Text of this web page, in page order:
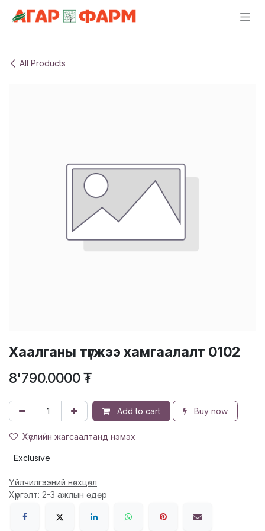
All Products
Хаалганы түгжээ хамгаалалт 0102
8'790.0000₮
Add to cart Buy now
Хүслийн жагсаалтанд нэмэх
Exclusive
Үйлчилгээний нөхцөл
Хүргэлт: 2-3 ажлын өдөр